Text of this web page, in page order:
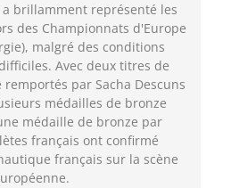
a brillamment représenté les
des Championnats d'Europe
malgré des conditions
Avec deux titres de
par Sacha Descuns
médailles de bronze
médaille de bronze par
français ont confirmé
français sur la scène